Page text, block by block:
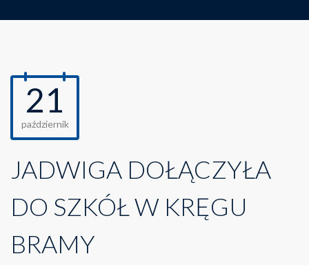
21
październik
JADWIGA DOŁĄCZYŁA
DO SZKÓŁ W KRĘGU
BRAMY